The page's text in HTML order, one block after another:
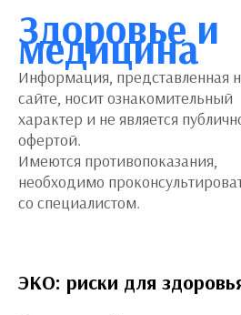
Здоровье и
медицина
Информация, представленная
сайте, носит ознакомительный
характер и не является
офертой.
Имеются противопоказания,
необходимо
со специалистом.
ЭКО: риски для